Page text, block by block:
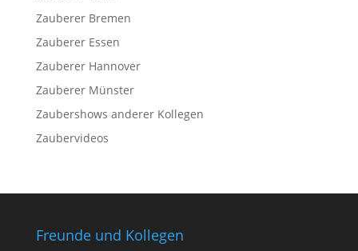
Zauberer Bremen
Zauberer Essen
Zauberer Hannover
Zauberer Münster
Zaubershows anderer Kollegen
Zaubervideos
Freunde und Kollegen